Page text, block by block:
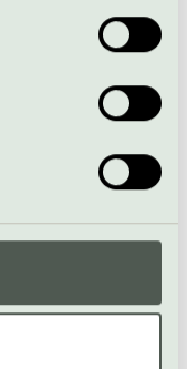
medier och
med.
som de har
räls
meter räls och ett